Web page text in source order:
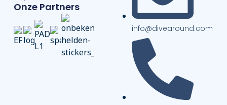
Onze Partners
info@divearound.com